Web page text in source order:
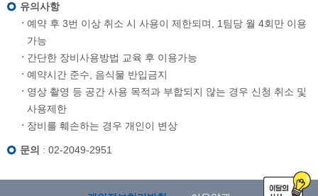
유의사항
예약 후 3번 이상 취소 시 사용이 제한되며, 1팀당 월 4회만 이용
가능
간단한 장비사용방법 교육 후 이용가능
예약시간 준수, 음식물 반입금지
영상 촬영 등 공간 사용 목적과 부합되지 않는 경우 신청 취소 및
사용제한
장비를 훼손하는 경우 개인이 변상
문의 : 02-2049-2951